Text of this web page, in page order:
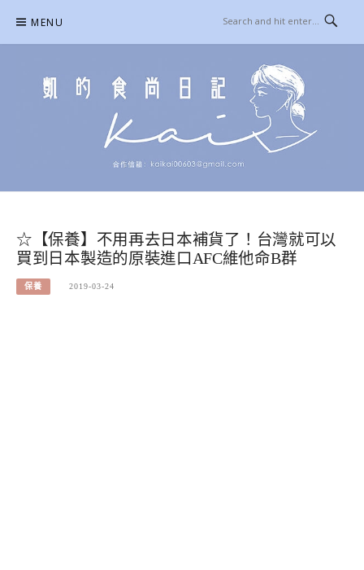
content
MENU
☆【保養】不用再去日本補貨了！台灣就可以
買到日本製造的原裝進口AFC維他命B群
保養 2019-03-24